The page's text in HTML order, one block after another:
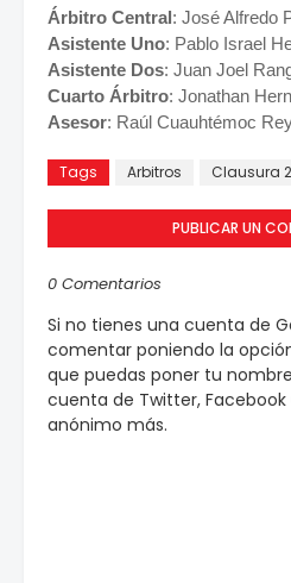
Árbitro Central: José Alfredo
Asistente Uno: Pablo Israel
Asistente Dos: Juan Joel
Cuarto Árbitro: Jonathan
Asesor: Raúl Cuauhtémoc
Tags Arbitros Clausura
PUBLICAR UN
0 Comentarios
Si no tienes una cuenta de
comentar poniendo la
que puedas poner tu
cuenta de Twitter, Facebook
anónimo más.